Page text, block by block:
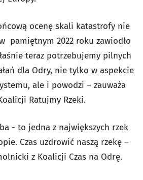
ocenę skali katastrofy nie
pamiętnym 2022 roku zawiodło
teraz potrzebujemy pilnych
dla Odry, nie tylko w aspekcie
ale i powodzi – zauważa
Ratujmy Rzeki.
- to jedna z największych rzek
Czas uzdrowić naszą rzekę –
z Koalicji Czas na Odrę.